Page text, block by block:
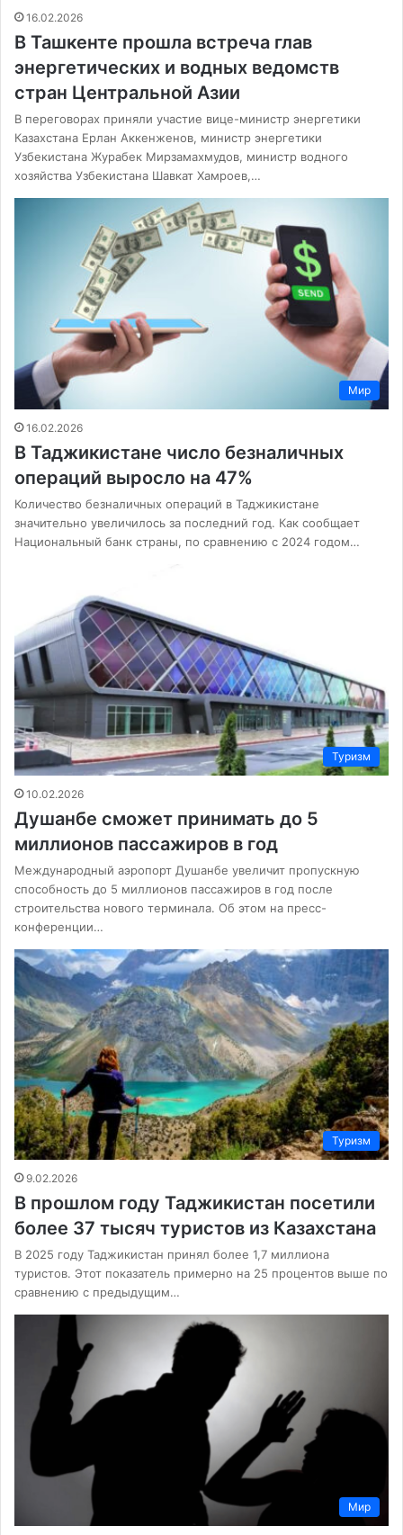
16.02.2026
В Ташкенте прошла встреча глав
энергетических и водных ведомств
стран Центральной Азии
В переговорах приняли участие вице-министр энергетики
Казахстана Ерлан Аккенженов, министр энергетики
Узбекистана Журабек Мирзамахмудов, министр водного
хозяйства Узбекистана Шавкат Хамроев,…
Мир
16.02.2026
В Таджикистане число безналичных
операций выросло на 47%
Количество безналичных операций в Таджикистане
значительно увеличилось за последний год. Как сообщает
Национальный банк страны, по сравнению с 2024 годом…
Туризм
10.02.2026
Душанбе сможет принимать до 5
миллионов пассажиров в год
Международный аэропорт Душанбе увеличит пропускную
способность до 5 миллионов пассажиров в год после
строительства нового терминала. Об этом на пресс-
конференции…
Туризм
9.02.2026
В прошлом году Таджикистан посетили
более 37 тысяч туристов из Казахстана
В 2025 году Таджикистан принял более 1,7 миллиона
туристов. Этот показатель примерно на 25 процентов выше по
сравнению с предыдущим…
Мир